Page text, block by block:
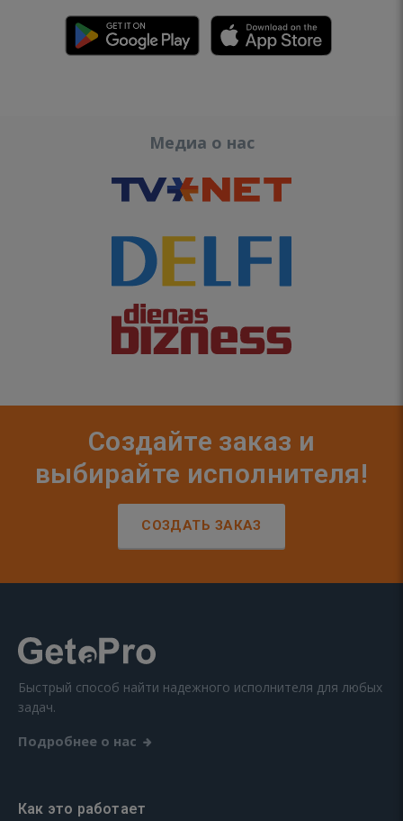
Медиа о нас
Создайте заказ и
выбирайте исполнителя!
СОЗДАТЬ ЗАКАЗ
Быстрый способ найти надежного исполнителя для любых
задач.
Подробнее о нас
Как это работает